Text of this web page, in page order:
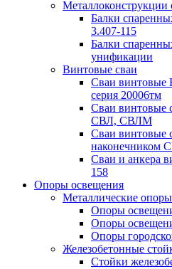
Балки
3.407-115
Балки
унификации
Винтовые сваи
Сваи
серия 20006тм
Сваи винтовые
СВЛ, СВЛМ
Сваи винтовые
наконечником
Сваи и анкера
158
Опоры освещения
Металлические
Опоры
Опоры
Опоры
Железобетонные
Стойки